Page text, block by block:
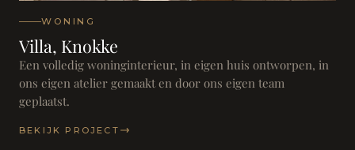
WONING
Villa, Knokke
Een volledig woninginterieur, in eigen huis ontworpen, in
ons eigen atelier gemaakt en door ons eigen team
geplaatst.
BEKIJK PROJECT